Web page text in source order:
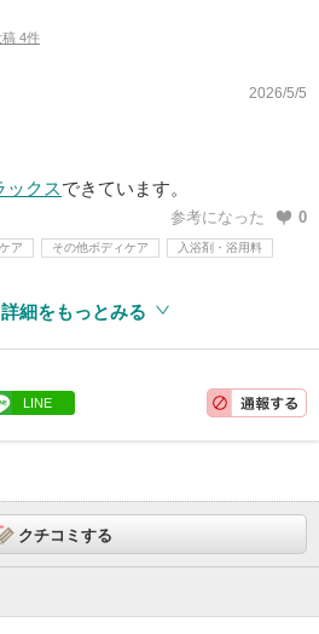
稿 4件
2026/5/5
ックスできています。
参考になった 0
ア その他ボディケア 入浴剤・浴用料
細をもっとみる
LINE
クチコミする